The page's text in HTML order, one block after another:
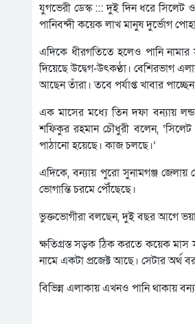
যুগভেরী ডেস্ক ::: দুই দিন ধরে সিলেট ও
পানিবন্দী কয়েক লাখ মানুষ দুর্ভোগ
এদিকে ধীরগতিতে হলেও পানি নামার
দিয়েছে উদ্বেগ-উৎকণ্ঠা। বেশিরভাগ
আছেন তাঁরা। তবে পর্যাপ্ত খাবার
এক মাসের মধ্যে তিন দফা বন্যায়
শফিকুর রহমান চৌধুরী বলেন, ‘সিলেট
পাঠানো হয়েছে। কাজ চলছে।’
এদিকে, বন্যায় পুরো সুনামগঞ্জ জেলায়
ভোগান্তি চরমে পৌঁছেছে।
ভুক্তভোগীরা বলছেন, দুই বছর আগে
ক্ষতিগ্রস্ত সড়ক ঠিক করতে কয়েক মাস
নামে একটা প্রজেক্ট আছে। সেটার অর্থ
বিভিন্ন এলাকায় এখনও পানি থাকায়